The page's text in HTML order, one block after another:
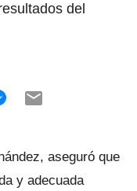
del
aseguró que
y adecuada